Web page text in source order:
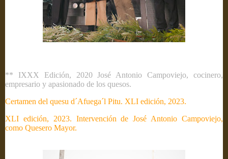
** IXXX Edición, 2020 José Antonio Campoviejo, cocinero,
empresario y apasionado de los quesos.
Certamen del quesu d´Afuega´l Pitu. XLI edición, 2023.
XLI edición, 2023. Intervención de José Antonio Campoviejo,
como Quesero Mayor.